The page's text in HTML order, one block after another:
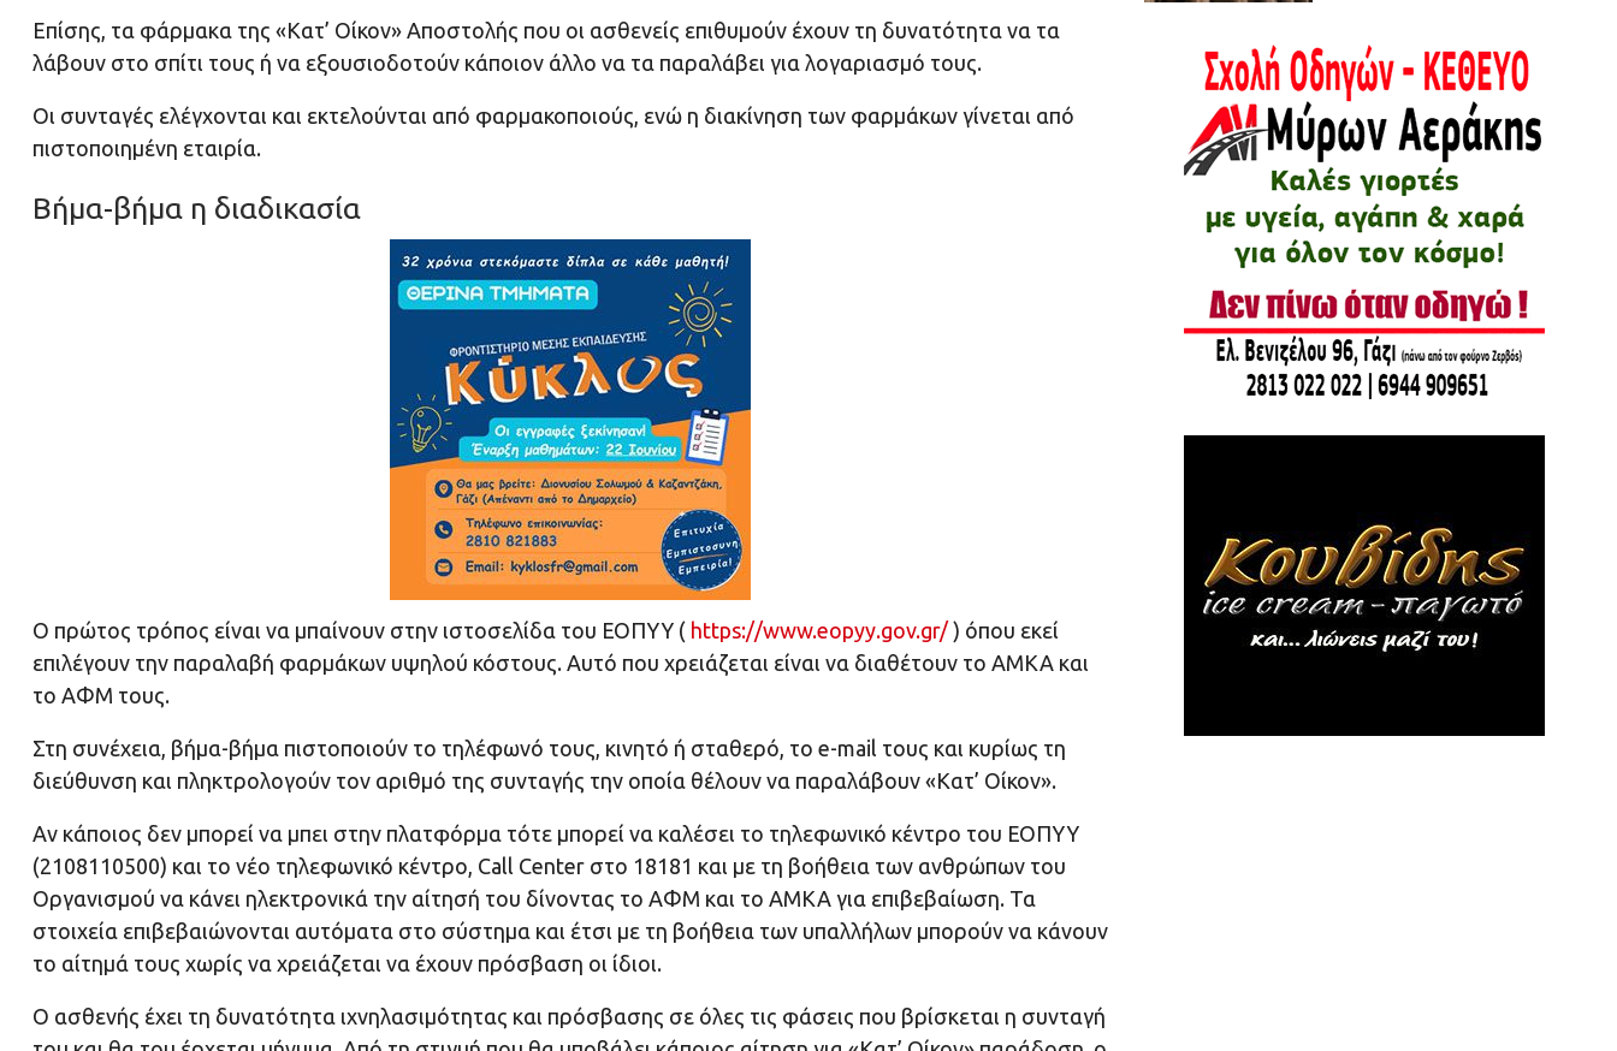
Επίσης, τα φάρμακα της «Κατ’ Οίκον» Αποστολής που οι ασθενείς επιθυμούν έχουν τη δυνατότητα να τα
λάβουν στο σπίτι τους ή να εξουσιοδοτούν κάποιον άλλο να τα παραλάβει για λογαριασμό τους.
Οι συνταγές ελέγχονται και εκτελούνται από φαρμακοποιούς, ενώ η διακίνηση των φαρμάκων γίνεται από
πιστοποιημένη εταιρία.
Βήμα-βήμα η διαδικασία
Ο πρώτος τρόπος είναι να μπαίνουν στην ιστοσελίδα του ΕΟΠΥΥ ( https://www.eopyy.gov.gr/ ) όπου εκεί
επιλέγουν την παραλαβή φαρμάκων υψηλού κόστους. Αυτό που χρειάζεται είναι να διαθέτουν το ΑΜΚΑ και
το ΑΦΜ τους.
Στη συνέχεια, βήμα-βήμα πιστοποιούν το τηλέφωνό τους, κινητό ή σταθερό, το e-mail τους και κυρίως τη
διεύθυνση και πληκτρολογούν τον αριθμό της συνταγής την οποία θέλουν να παραλάβουν «Κατ’ Οίκον».
Αν κάποιος δεν μπορεί να μπει στην πλατφόρμα τότε μπορεί να καλέσει το τηλεφωνικό κέντρο του ΕΟΠΥΥ
(2108110500) και το νέο τηλεφωνικό κέντρο, Call Center στο 18181 και με τη βοήθεια των ανθρώπων του
Οργανισμού να κάνει ηλεκτρονικά την αίτησή του δίνοντας το ΑΦΜ και το ΑΜΚΑ για επιβεβαίωση. Τα
στοιχεία επιβεβαιώνονται αυτόματα στο σύστημα και έτσι με τη βοήθεια των υπαλλήλων μπορούν να κάνουν
το αίτημά τους χωρίς να χρειάζεται να έχουν πρόσβαση οι ίδιοι.
Ο ασθενής έχει τη δυνατότητα ιχνηλασιμότητας και πρόσβασης σε όλες τις φάσεις που βρίσκεται η συνταγή